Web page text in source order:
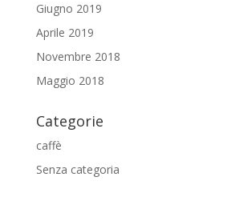
Giugno 2019
Aprile 2019
Novembre 2018
Maggio 2018
Categorie
caffè
Senza categoria